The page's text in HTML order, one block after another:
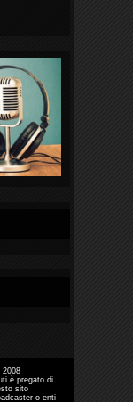
2008
è pregato di
sito
o enti